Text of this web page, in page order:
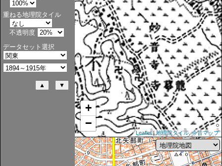
+
−
Leaflet|地理院タイル,今昔マップ
重ねる地理院タイル
不透明度
データセット選択